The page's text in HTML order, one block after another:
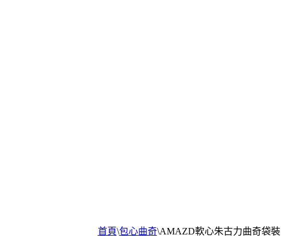
首頁\包心曲奇\AMAZD軟心朱古力曲奇袋裝